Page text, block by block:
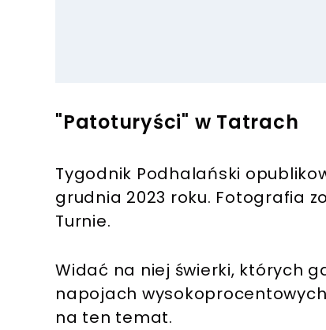
"Patoturyści" w Tatrach
Tygodnik Podhalański
grudnia 2023 roku. Fotografia
Turnie.
Widać na niej świerki, których
napojach
na ten temat.